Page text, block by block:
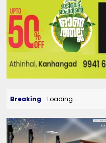
Breaking Loading...